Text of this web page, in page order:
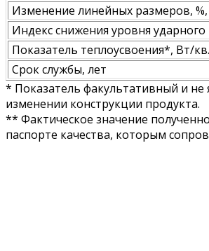
Изменение линейных размеров,
Индекс снижения уровня
Показатель теплоусвоения*, Вт/
Срок службы, лет
* Показатель факультативный и не
изменении конструкции продукта.
** Фактическое значение
паспорте качества, которым